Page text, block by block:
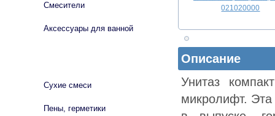
Описание
Унитаз
микролифт.
Смесители
Аксессуары для ванной
Сухие смеси
Пены, герметики